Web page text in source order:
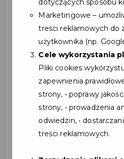
2025-06-02
DOŁĄCZ DO
PARTNERÓW
KARTY
GMINY
Dołączając do
szereg realnych
Marketingowe –
treści reklamowych do
użytkownika (np.
Cele wykorzystania
Pliki cookies
zapewnienia
strony, • poprawy
strony, • prowadzenia
odwiedzin, •
treści reklamowych.